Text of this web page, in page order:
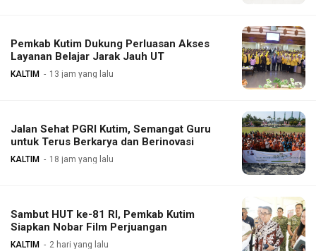
Pemkab Kutim Dukung Perluasan Akses
Layanan Belajar Jarak Jauh UT
KALTIM 13 jam yang lalu
Jalan Sehat PGRI Kutim, Semangat Guru
untuk Terus Berkarya dan Berinovasi
KALTIM 18 jam yang lalu
Sambut HUT ke-81 RI, Pemkab Kutim
Siapkan Nobar Film Perjuangan
KALTIM 2 hari yang lalu